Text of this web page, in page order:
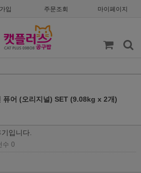
입 주문조회 마이페이지
퓨어 (오리지널) SET (9.08kg x 2개)
입니다.
수 0